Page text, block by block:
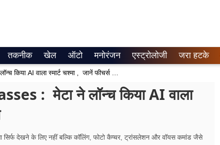
तकनीक खेल ऑटो मनोरंजन एस्ट्रोलोजी जरा हटके
: मेटा ने लॉन्च किया AI वाला
सिर्फ देखने के लिए नहीं बल्कि कॉलिंग, फोटो कैप्चर, ट्रांसलेशन और वॉयस कमांड जैसे